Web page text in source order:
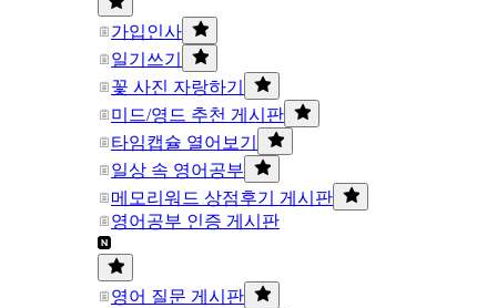
가입인사
일기쓰기
꽃 사진 자랑하기
미드/영드 추천 게시판
타임캡슐 열어보기
일상 속 영어공부
메모리워드 상점후기 게시판
영어공부 인증 게시판
영어 질문 게시판